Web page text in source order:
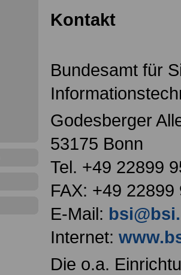
Kontakt
Bundesamt für
Godesberger
53175 Bonn
Tel. +49 22899
FAX: +49
E-Mail:
Internet:
Die o.a.